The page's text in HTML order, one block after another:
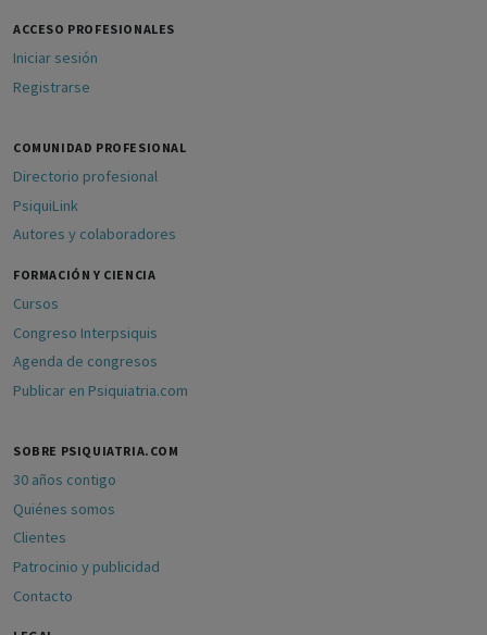
ACCESO PROFESIONALES
Iniciar sesión
Registrarse
COMUNIDAD PROFESIONAL
Directorio profesional
PsiquiLink
Autores y colaboradores
FORMACIÓN Y CIENCIA
Cursos
Congreso Interpsiquis
Agenda de congresos
Publicar en Psiquiatria.com
SOBRE PSIQUIATRIA.COM
30 años contigo
Quiénes somos
Clientes
Patrocinio y publicidad
Contacto